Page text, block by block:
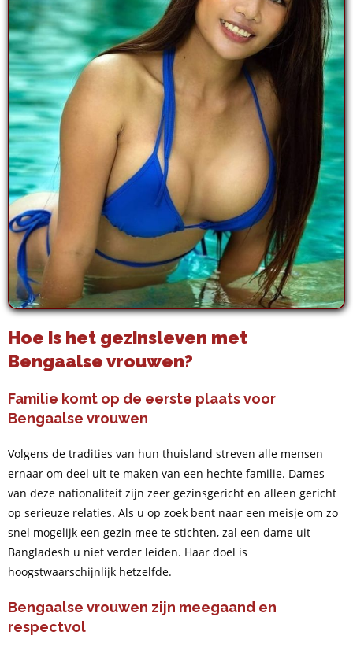
Hoe is het gezinsleven met
Bengaalse vrouwen?
Familie komt op de eerste plaats voor
Bengaalse vrouwen
Volgens de tradities van hun thuisland streven alle mensen
ernaar om deel uit te maken van een hechte familie. Dames
van deze nationaliteit zijn zeer gezinsgericht en alleen gericht
op serieuze relaties. Als u op zoek bent naar een meisje om zo
snel mogelijk een gezin mee te stichten, zal een dame uit
Bangladesh u niet verder leiden. Haar doel is
hoogstwaarschijnlijk hetzelfde.
Bengaalse vrouwen zijn meegaand en
respectvol